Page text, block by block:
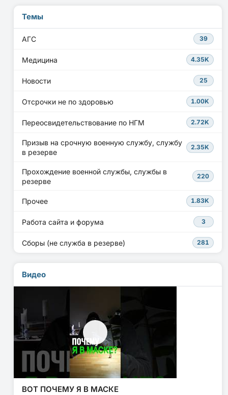
Темы
АГС 39
Медицина 4.35K
Новости 25
Отсрочки не по здоровью 1.00K
Переосвидетельствование по НГМ 2.72K
Призыв на срочную военную службу, службу
в резерве
2.35K
Прохождение военной службы, службы в
резерве
220
Прочее 1.83K
Работа сайта и форума 3
Сборы (не служба в резерве) 281
Видео
ВОТ ПОЧЕМУ Я В МАСКЕ